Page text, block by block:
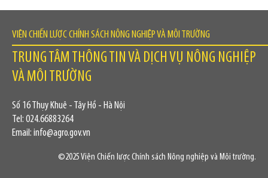
VIỆN CHIẾN LƯỢC CHÍNH SÁCH NÔNG NGHIỆP VÀ MÔI TRƯỜNG
TRUNG TÂM THÔNG TIN VÀ DỊCH VỤ NÔNG NGHIỆP
VÀ MÔI TRƯỜNG
Số 16 Thụy Khuê - Tây Hồ - Hà Nội
Tel: 024.66883264
Email: info@agro.gov.vn
©2025 Viện Chiến lược Chính sách Nông nghiệp và Môi trường.